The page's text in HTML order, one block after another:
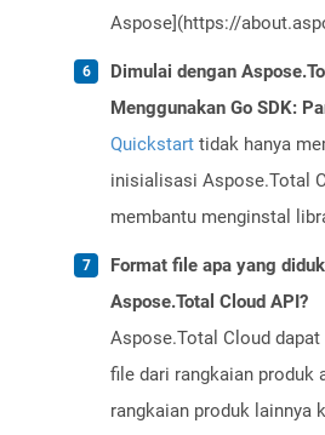
Aspose](https://
Dimulai dengan
Menggunakan Go SDK:
Quickstart tidak hanya
inisialisasi Aspose.Total
membantu menginstal
Format file apa yang
Aspose.Total Cloud API?
Aspose.Total Cloud
file dari rangkaian produk
rangkaian produk lainnya